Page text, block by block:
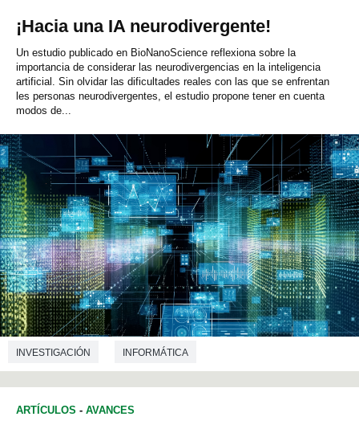
¡Hacia una IA neurodivergente!
Un estudio publicado en BioNanoScience reflexiona sobre la
importancia de considerar las neurodivergencias en la inteligencia
artificial. Sin olvidar las dificultades reales con las que se enfrentan
les personas neurodivergentes, el estudio propone tener en cuenta
modos de...
INVESTIGACIÓN INFORMÁTICA
ARTÍCULOS - AVANCES